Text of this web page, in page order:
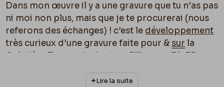
Dans mon œuvre il y a une gravure que tu n’as pas
ni moi non plus, mais que je te procurerai (nous
referons des échanges) ! c’est le développement
très curieux d’une gravure faite pour & sur la
Cafetière Turque du docteur Filleau en 74-75 –
reconnaissance des bons soins reçus – on en a
Lire la suite